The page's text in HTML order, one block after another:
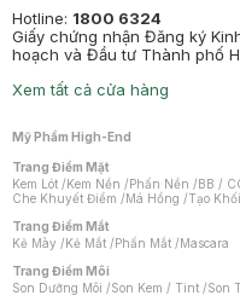
Hotline: 1800 6324
Giấy chứng nhận Đăng ký
hoạch và Đầu tư Thành phố
Xem tất cả cửa hàng
Mỹ Phẩm High-End
Trang Điểm Mặt
Kem Lót /Kem Nền /Phấn Nền /BB /
Che Khuyết Điểm /Má Hồng /Tạo
Trang Điểm Mắt
Kẻ Mày /Kẻ Mắt /Phấn Mắt /Mascara
Trang Điểm Môi
Son Dưỡng Môi /Son Kem / Tint /Son